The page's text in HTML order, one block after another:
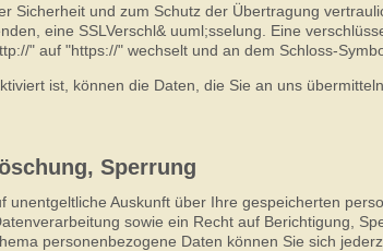
Sicherheit und zum Schutz der Übertragung
eine SSLVerschl& uuml;sselung. Eine
" auf "https://" wechselt und an dem Schloss-
ist, können die Daten, die Sie an uns
Sperrung
unentgeltliche Auskunft über Ihre gespeicherten
sowie ein Recht auf Berichtigung,
personenbezogene Daten können Sie sich